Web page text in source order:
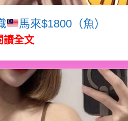
馬來$1800（魚）
讀全文